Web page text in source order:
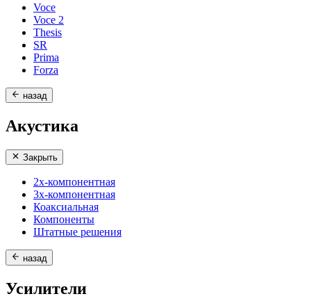
Voce
Voce 2
Thesis
SR
Prima
Forza
назад
Акустика
Закрыть
2х-компонентная
3х-компонентная
Коаксиальная
Компоненты
Штатные решения
назад
Усилители